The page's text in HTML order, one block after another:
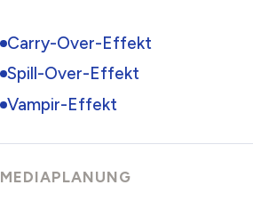
Carry-Over-Effekt
Spill-Over-Effekt
Vampir-Effekt
MEDIAPLANUNG